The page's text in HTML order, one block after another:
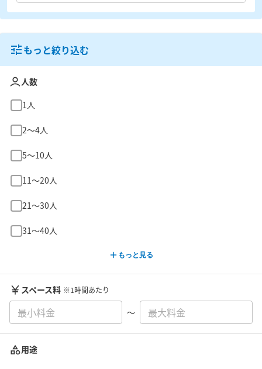
もっと絞り込む
人数
1人
2〜4人
5〜10人
11〜20人
21〜30人
31〜40人
もっと見る
スペース料 ※1時間あたり
〜
用途